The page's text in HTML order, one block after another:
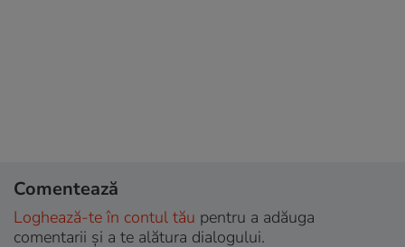
Comentează
Loghează-te în contul tău pentru a adăuga
comentarii și a te alătura dialogului.